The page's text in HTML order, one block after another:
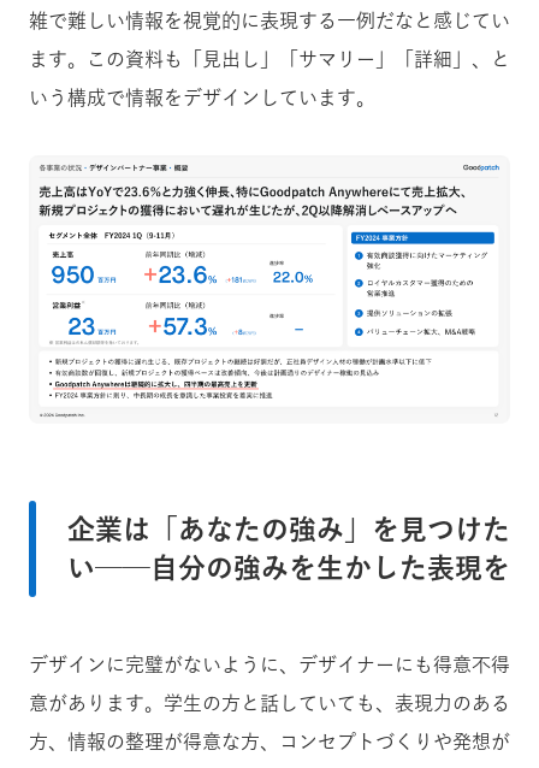
雑で難しい情報を視覚的に表現する一例だなと感じてい
ます。この資料も「見出し」「サマリー」「詳細」、と
いう構成で情報をデザインしています。
企業は「あなたの強み」を見つけた
い──自分の強みを生かした表現を
デザインに完璧がないように、デザイナーにも得意不得
意があります。学生の方と話していても、表現力のある
方、情報の整理が得意な方、コンセプトづくりや発想が